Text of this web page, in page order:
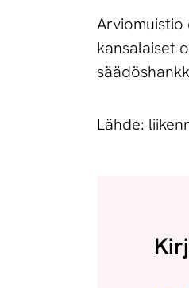
Arviomuistio
kansalaiset
Lähde: